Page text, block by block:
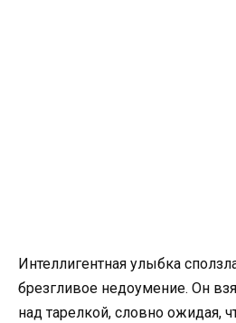
Интеллигентная улыбка
брезгливое недоумение. Он
над тарелкой, словно ожидая,